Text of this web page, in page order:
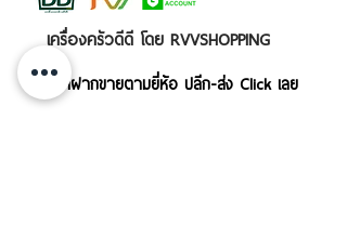
เครื่องครัวดีดี โดย RVVSHOPPING
สินค้าฝากขายตามยี่ห้อ ปลีก-ส่ง Click เลย